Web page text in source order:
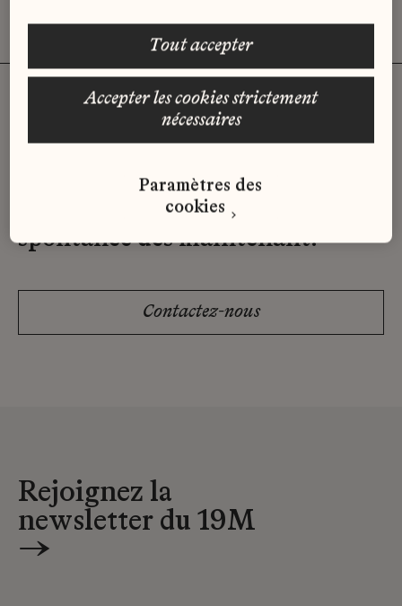
Vous n'avez pas trouvé d'offre
qui correspond à votre profil ?
Envoyez-nous votre candidature
spontanée dès maintenant.
Contactez-nous
Rejoignez la
newsletter du 19M
→
accepter les cookies strictement
nécessaires
tout accepter
Paramètres des
cookies